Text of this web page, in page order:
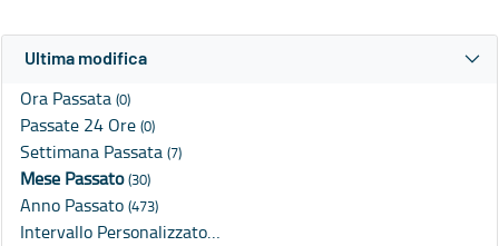
Ultima modifica
Ora Passata (0)
Passate 24 Ore (0)
Settimana Passata (7)
Mese Passato(30)
Anno Passato (473)
Intervallo Personalizzato…